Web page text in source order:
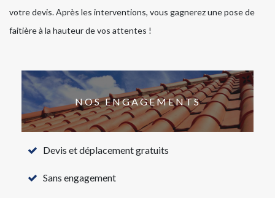
votre devis. Après les interventions, vous gagnerez une pose de
faitière à la hauteur de vos attentes !
NOS ENGAGEMENTS
Devis et déplacement gratuits
Sans engagement